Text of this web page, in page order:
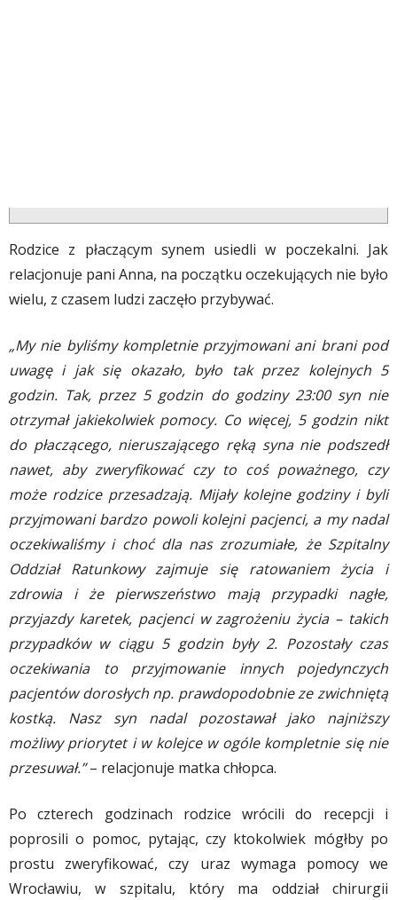
Rodzice z płaczącym synem usiedli w poczekalni. Jak
relacjonuje pani Anna, na początku oczekujących nie było
wielu, z czasem ludzi zaczęło przybywać.
„My nie byliśmy kompletnie przyjmowani ani brani pod
uwagę i jak się okazało, było tak przez kolejnych 5
godzin. Tak, przez 5 godzin do godziny 23:00 syn nie
otrzymał jakiekolwiek pomocy. Co więcej, 5 godzin nikt
do płaczącego, nieruszającego ręką syna nie podszedł
nawet, aby zweryfikować czy to coś poważnego, czy
może rodzice przesadzają. Mijały kolejne godziny i byli
przyjmowani bardzo powoli kolejni pacjenci, a my nadal
oczekiwaliśmy i choć dla nas zrozumiałe, że Szpitalny
Oddział Ratunkowy zajmuje się ratowaniem życia i
zdrowia i że pierwszeństwo mają przypadki nagłe,
przyjazdy karetek, pacjenci w zagrożeniu życia – takich
przypadków w ciągu 5 godzin były 2. Pozostały czas
oczekiwania to przyjmowanie innych pojedynczych
pacjentów dorosłych np. prawdopodobnie ze zwichniętą
kostką. Nasz syn nadal pozostawał jako najniższy
możliwy priorytet i w kolejce w ogóle kompletnie się nie
przesuwał.”– relacjonuje matka chłopca.
Po czterech godzinach rodzice wrócili do recepcji i
poprosili o pomoc, pytając, czy ktokolwiek mógłby po
prostu zweryfikować, czy uraz wymaga pomocy we
Wrocławiu, w szpitalu, który ma oddział chirurgii